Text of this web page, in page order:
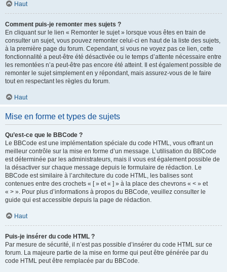
Haut
Comment puis-je remonter mes sujets ?
En cliquant sur le lien « Remonter le sujet » lorsque vous êtes en train de
consulter un sujet, vous pouvez remonter celui-ci en haut de la liste des sujets,
à la première page du forum. Cependant, si vous ne voyez pas ce lien, cette
fonctionnalité a peut-être été désactivée ou le temps d’attente nécessaire entre
les remontées n’a peut-être pas encore été atteint. Il est également possible de
remonter le sujet simplement en y répondant, mais assurez-vous de le faire
tout en respectant les règles du forum.
Haut
Mise en forme et types de sujets
Qu’est-ce que le BBCode ?
Le BBCode est une implémentation spéciale du code HTML, vous offrant un
meilleur contrôle sur la mise en forme d’un message. L’utilisation du BBCode
est déterminée par les administrateurs, mais il vous est également possible de
la désactiver sur chaque message depuis le formulaire de rédaction. Le
BBCode est similaire à l’architecture du code HTML, les balises sont
contenues entre des crochets « [ » et « ] » à la place des chevrons « < » et
« > ». Pour plus d’informations à propos du BBCode, veuillez consulter le
guide qui est accessible depuis la page de rédaction.
Haut
Puis-je insérer du code HTML ?
Par mesure de sécurité, il n’est pas possible d’insérer du code HTML sur ce
forum. La majeure partie de la mise en forme qui peut être générée par du
code HTML peut être remplacée par du BBCode.